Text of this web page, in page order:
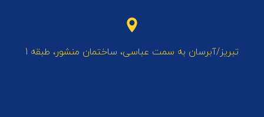
تبریز/آبرسان به سمت عباسی، ساختمان منشور، طبقه 1